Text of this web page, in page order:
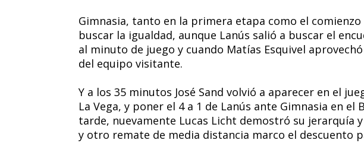
Gimnasia, tanto en la primera etapa como el
buscar la igualdad, aunque Lanús salió a buscar el
al minuto de juego y cuando Matías Esquivel
del equipo visitante.
Y a los 35 minutos José Sand volvió a aparecer en el
La Vega, y poner el 4 a 1 de Lanús ante Gimnasia en el
tarde, nuevamente Lucas Licht demostró su jerarquía
y otro remate de media distancia marco el descuento